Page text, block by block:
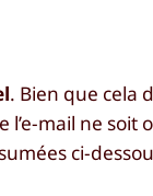
. Bien que cela
l’e-mail ne soit
ci-